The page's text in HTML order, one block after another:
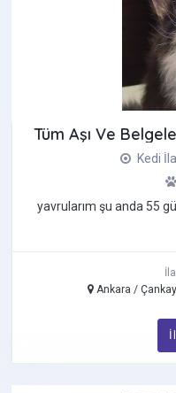
Kedi
yavrularım şu anda 55
Ankara /